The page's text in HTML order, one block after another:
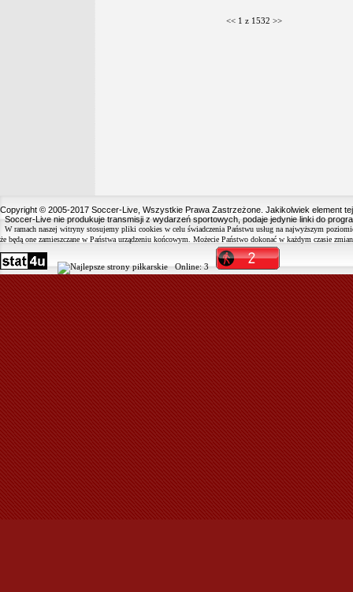
<< 1 z 1532 >>
Copyright © 2005-2017 Soccer-Live, Wszystkie Prawa Zastrzeżone. Jakikolwiek element
Soccer-Live nie produkuje transmisji z wydarzeń sportowych, podaje jedynie linki do
W ramach naszej witryny stosujemy pliki cookies w celu świadczenia Państwu usług na najwyższym
że będą one zamieszczane w Państwa urządzeniu końcowym. Możecie Państwo dokonać w każdym czasie
Online:3